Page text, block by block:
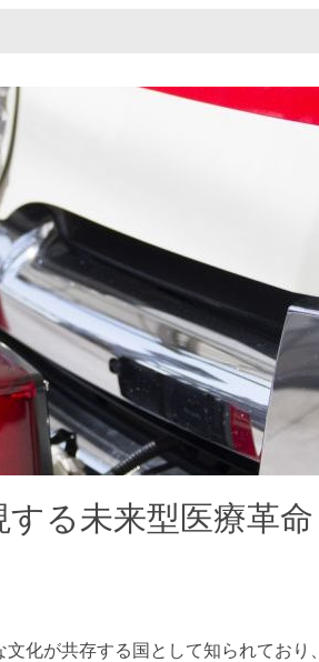
る未来型医療革
化が共存する国として知られてお